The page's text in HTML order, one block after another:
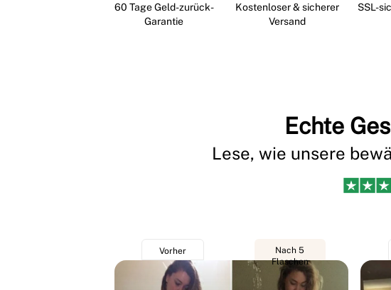
60 Tage Geld-zurück-
Garantie
Kostenloser & sicherer
Versand
SSL-
Echte
Lese, wie unsere
Vorher
Nach 5
Flaschen